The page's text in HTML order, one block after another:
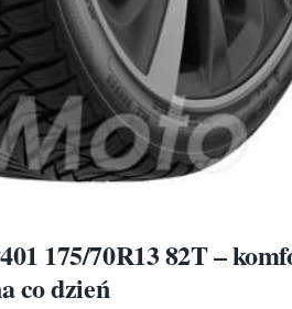
175/70R13 82T –
co dzień